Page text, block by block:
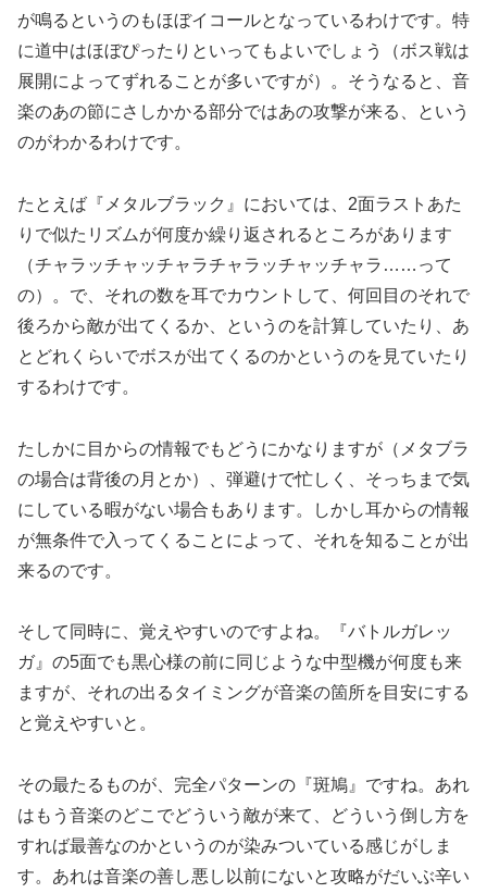
が鳴るというのもほぼイコールとなっているわけです。特
に道中はほぼぴったりといってもよいでしょう（ボス戦は
展開によってずれることが多いですが）。そうなると、音
楽のあの節にさしかかる部分ではあの攻撃が来る、という
のがわかるわけです。
たとえば『メタルブラック』においては、2面ラストあた
りで似たリズムが何度か繰り返されるところがあります
（チャラッチャッチャラチャラッチャッチャラ……って
の）。で、それの数を耳でカウントして、何回目のそれで
後ろから敵が出てくるか、というのを計算していたり、あ
とどれくらいでボスが出てくるのかというのを見ていたり
するわけです。
たしかに目からの情報でもどうにかなりますが（メタブラ
の場合は背後の月とか）、弾避けで忙しく、そっちまで気
にしている暇がない場合もあります。しかし耳からの情報
が無条件で入ってくることによって、それを知ることが出
来るのです。
そして同時に、覚えやすいのですよね。『バトルガレッ
ガ』の5面でも黒心様の前に同じような中型機が何度も来
ますが、それの出るタイミングが音楽の箇所を目安にする
と覚えやすいと。
その最たるものが、完全パターンの『斑鳩』ですね。あれ
はもう音楽のどこでどういう敵が来て、どういう倒し方を
すれば最善なのかというのが染みついている感じがしま
す。あれは音楽の善し悪し以前にないと攻略がだいぶ辛い